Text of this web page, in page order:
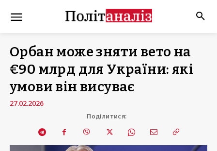
Орбан може зняти вето на
€90 млрд для України: які
умови він висуває
27.02.2026
Поділитися: